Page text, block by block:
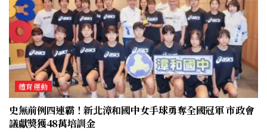
體育運動
史無前例四連霸！新北漳和國中女手球勇奪全國冠軍 市政會
議獻獎獲48萬培訓金